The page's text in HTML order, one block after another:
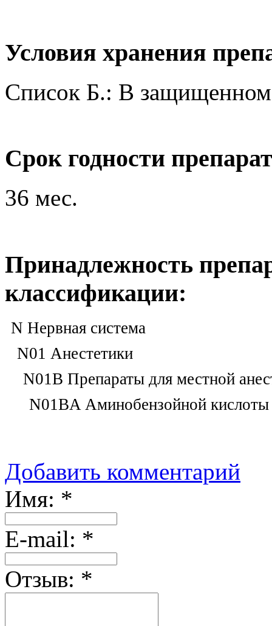
Условия хранения
Список Б.: В защищенном
Срок годности
36 мес.
Принадлежность
классификации:
N Нервная система
N01 Анестетики
N01B Препараты для местной
N01BA Аминобензойной
Добавить комментарий
Имя: *
Е-mail: *
Отзыв: *